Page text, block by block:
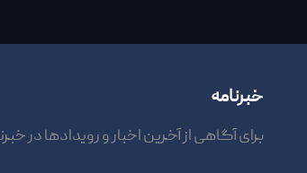
خبرنامه
برای آگاهی از آخرین اخبار و رویدادها در